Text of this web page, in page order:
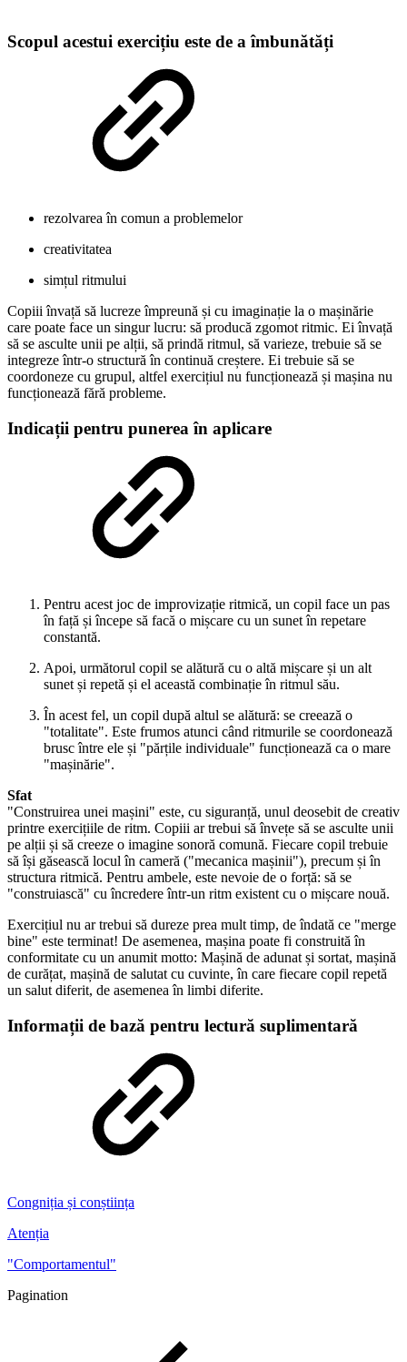
Scopul acestui exercițiu este de a îmbunătăți
rezolvarea în comun a problemelor
creativitatea
simțul ritmului
Copiii învață să lucreze împreună și cu imaginație la o mașinărie
care poate face un singur lucru: să producă zgomot ritmic. Ei învață
să se asculte unii pe alții, să prindă ritmul, să varieze, trebuie să se
integreze într-o structură în continuă creștere. Ei trebuie să se
coordoneze cu grupul, altfel exercițiul nu funcționează și mașina nu
funcționează fără probleme.
Indicații pentru punerea în aplicare
Pentru acest joc de improvizație ritmică, un copil face un pas
în față și începe să facă o mișcare cu un sunet în repetare
constantă.
Apoi, următorul copil se alătură cu o altă mișcare și un alt
sunet și repetă și el această combinație în ritmul său.
În acest fel, un copil după altul se alătură: se creează o
"totalitate". Este frumos atunci când ritmurile se coordonează
brusc între ele și "părțile individuale" funcționează ca o mare
"mașinărie".
Sfat
"Construirea unei mașini" este, cu siguranță, unul deosebit de creativ
printre exercițiile de ritm. Copiii ar trebui să învețe să se asculte unii
pe alții și să creeze o imagine sonoră comună. Fiecare copil trebuie
să își găsească locul în cameră ("mecanica mașinii"), precum și în
structura ritmică. Pentru ambele, este nevoie de o forță: să se
"construiască" cu încredere într-un ritm existent cu o mișcare nouă.
Exercițiul nu ar trebui să dureze prea mult timp, de îndată ce "merge
bine" este terminat! De asemenea, mașina poate fi construită în
conformitate cu un anumit motto: Mașină de adunat și sortat, mașină
de curățat, mașină de salutat cu cuvinte, în care fiecare copil repetă
un salut diferit, de asemenea în limbi diferite.
Informații de bază pentru lectură suplimentară
Congniția și conștiința
Atenția
"Comportamentul"
Pagination